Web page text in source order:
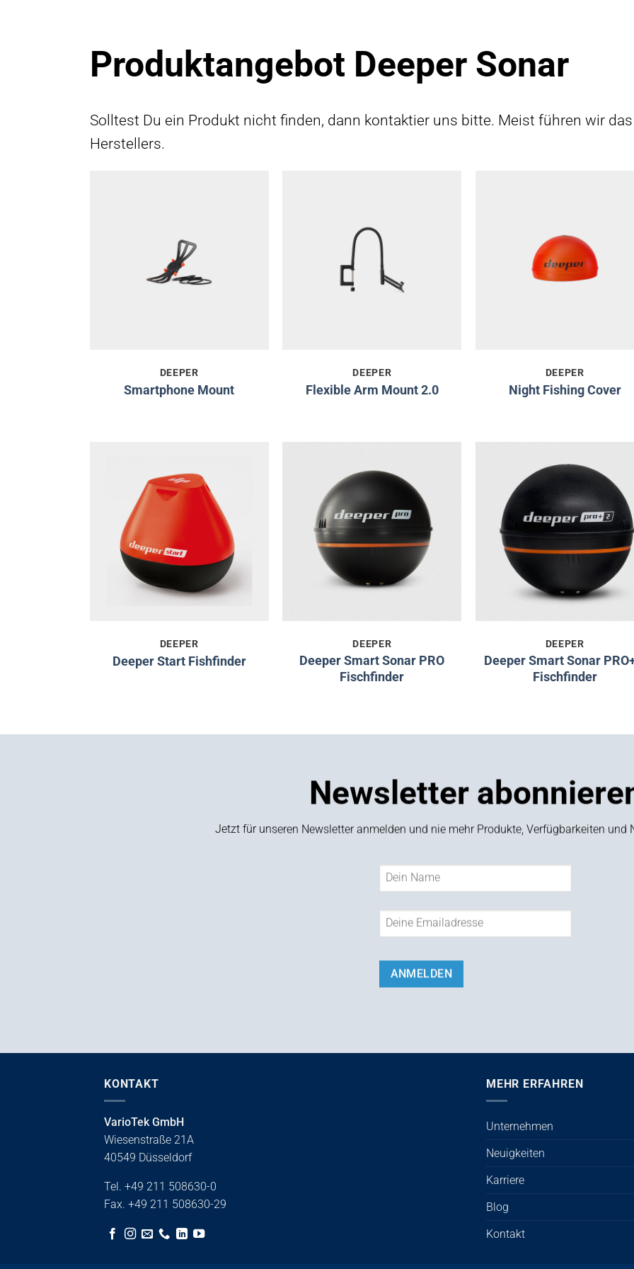
Produktangebot Deeper Sonar
Solltest Du ein Produkt nicht finden, dann kontaktier uns bitte. Meist führen wir
Herstellers.
DEEPER
Smartphone Mount
DEEPER
Flexible Arm Mount 2.0
DEEPER
Night Fishing Cover
DEEPER
Deeper Start Fishfinder
DEEPER
Deeper Smart Sonar PRO
Fischfinder
DEEPER
Deeper Smart Sonar
Fischfinder
Newsletter
Jetzt für unseren Newsletter anmelden und nie mehr Produkte, Verfügbarkeiten und
KONTAKT
VarioTek GmbH
Wiesenstraße 21A
40549 Düsseldorf
Tel. +49 211 508630-0
Fax. +49 211 508630-29
MEHR ERFAHREN
Unternehmen
Neuigkeiten
Karriere
Blog
Kontakt